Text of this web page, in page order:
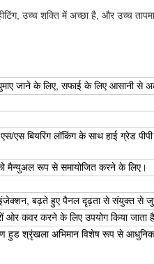
उच्च शक्ति में अच्छा है, और उच्च
जाने के लिए, सफाई के लिए आसानी से
एस बियरिंग लॉकिंग के साथ हाई ग्रेड
मैन्युअल रूप से समायोजित करने के लिए।
इंजेक्शन, बढ़ते हुए पैनल दृढ़ता से संयुक्त से
कवर करने के लिए उपयोग किया जाता
हुड श्रृंखला अभिमान विशेष रूप से आधुनिक